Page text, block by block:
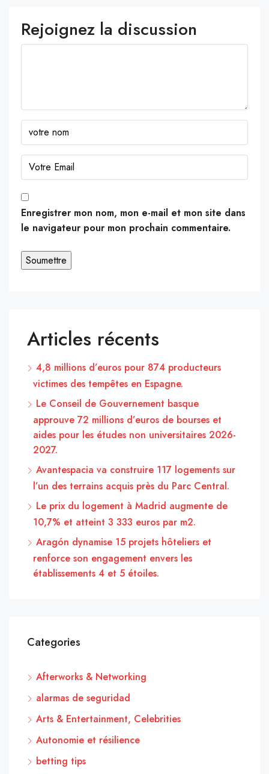
Rejoignez la discussion
Enregistrer mon nom, mon e-mail et mon site dans
le navigateur pour mon prochain commentaire.
Articles récents
4,8 millions d’euros pour 874 producteurs
victimes des tempêtes en Espagne.
Le Conseil de Gouvernement basque
approuve 72 millions d’euros de bourses et
aides pour les études non universitaires 2026-
2027.
Avantespacia va construire 117 logements sur
l’un des terrains acquis près du Parc Central.
Le prix du logement à Madrid augmente de
10,7% et atteint 3 333 euros par m2.
Aragón dynamise 15 projets hôteliers et
renforce son engagement envers les
établissements 4 et 5 étoiles.
Categories
Afterworks & Networking
alarmas de seguridad
Arts & Entertainment, Celebrities
Autonomie et résilience
betting tips